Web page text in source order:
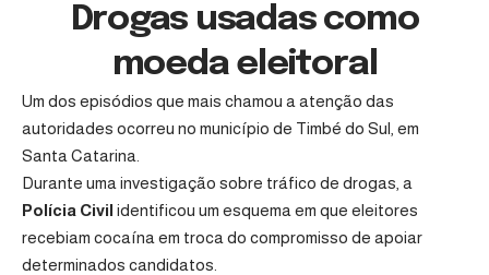
Drogas usadas como
moeda eleitoral
Um dos episódios que mais chamou a atenção das
autoridades ocorreu no município de Timbé do Sul, em
Santa Catarina.
Durante uma investigação sobre tráfico de drogas, a
Polícia Civil identificou um esquema em que eleitores
recebiam cocaína em troca do compromisso de apoiar
determinados candidatos.